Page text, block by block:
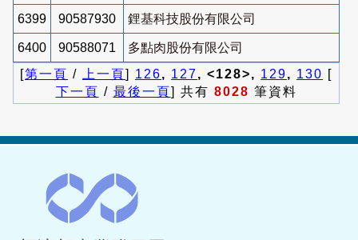
6399 90587930 鋰基科技股份有限公司
6400 90588071
多點肉股份有限公司
[第一頁 / 上一頁] 126, 127, <128>, 129, 130 [
下一頁 / 最後一頁] 共有 8028 筆資料